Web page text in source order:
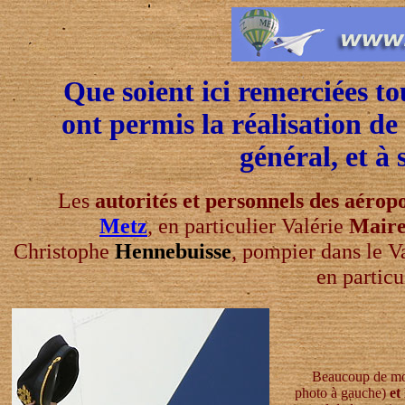
Que soient ici remerciées
ont permis la réalisation de
général, et à
Lesautorités et personnels des
Metz, en particulier Valérie
ChristopheHennebuisse, pompier dans le
en
Beaucoup de
photo à gauche)et